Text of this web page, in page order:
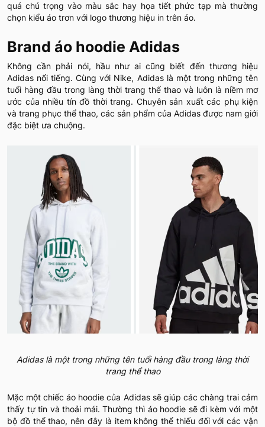
quá chú trọng vào màu sắc hay họa tiết phức tạp mà thường
chọn kiểu áo trơn với logo thương hiệu in trên áo.
Brand áo hoodie Adidas
Không cần phải nói, hầu như ai cũng biết đến thương hiệu
Adidas nổi tiếng. Cùng với Nike, Adidas là một trong những tên
tuổi hàng đầu trong làng thời trang thể thao và luôn là niềm mơ
ước của nhiều tín đồ thời trang. Chuyên sản xuất các phụ kiện
và trang phục thể thao, các sản phẩm của Adidas được nam giới
đặc biệt ưa chuộng.
Adidas là một trong những tên tuổi hàng đầu trong làng thời
trang thể thao
Mặc một chiếc áo hoodie của Adidas sẽ giúp các chàng trai cảm
thấy tự tin và thoải mái. Thường thì áo hoodie sẽ đi kèm với một
bộ đồ thể thao, nên đây là item không thể thiếu đối với các vận